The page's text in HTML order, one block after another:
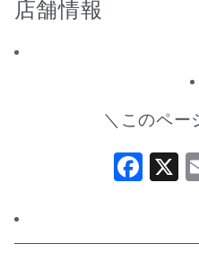
店舗情報
＼このペー